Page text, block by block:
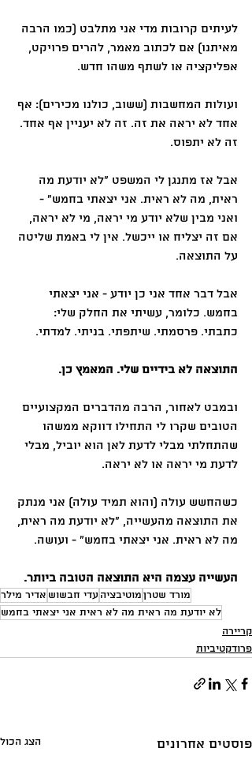
לעיתים קרובות מדי אני מתלבט (כמו הרבה
מאיתנו) אם לכתוב מאמר, להרים פרויקט,
אפליקציה או לשתף משהו חדש.
ועולות המחשבות (ששוב, כולנו מכירים): אף
אחד לא יראה את זה. זה לא יעניין אף אחד.
זה לא יתפוס.
אבל אז מתנגן לי המשפט ״לא יודעת מה
ראית, מה לא ראית. אני יצאתי בחמש״ -
ואני מבין שלא יודע מי יראה, מי לא יראה,
אם זה יצליח או ייכשל. אין לי באמת שליטה
על התוצאה.
אבל דבר אחד אני כן יודע - אני יצאתי
בחמש. כלומר, עשיתי את החלק שלי:
כתבתי. פרסמתי. שיתפתי. בניתי. למדתי.
התוצאה לא בידיים שלי. המאמץ כן.
ובמבט לאחור, הרבה מהדברים המקצועיים
הטובים שקרו לי התחילו דווקא ממשהו
שהתחלתי מבלי לדעת לאן הוא יוביל, מבלי
לדעת מי יראה או לא יראה.
כשהחשש עולה (והוא תמיד עולה) אני מנתק
את התוצאה מהעשייה, ״לא יודעת מה ראית,
מה לא ראית. אני יצאתי בחמש״ - ועושה.
העשייה עצמה היא התוצאה הטובה ביותר.
מורד שטרןמוטיבציה עדי חבשוש אדיר מילר
לא יודעת מה ראית מה לא ראית אני יצאתי בחמש
קריירה
פרודקטיביות
פוסטים אחרונים הצג הכול